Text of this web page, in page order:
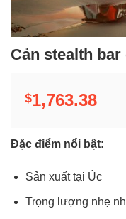
Cản stealth
$1,763.38
Đặc điểm nổi bật:
Sản xuất tại Úc
Trọng lượng nhẹ